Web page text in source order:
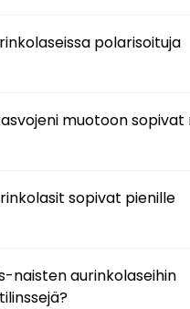
polarisoituja
muotoon sopivat
sopivat pienille
naisten aurinkolaseihin